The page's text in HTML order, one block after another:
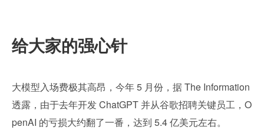
给大家的强心针
大模型入场费极其高昂，今年 5 月份，据 The Information
透露，由于去年开发 ChatGPT 并从谷歌招聘关键员工，O
penAI 的亏损大约翻了一番，达到 5.4 亿美元左右。